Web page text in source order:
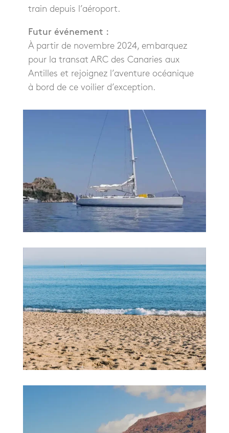
train depuis l’aéroport.
Futur événement :
À partir de novembre 2024, embarquez
pour la transat ARC des Canaries aux
Antilles et rejoignez l’aventure océanique
à bord de ce voilier d’exception.